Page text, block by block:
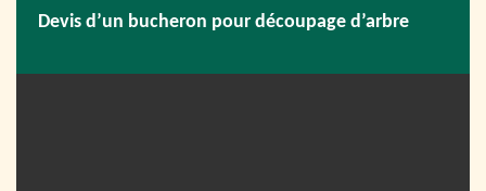
Devis d’un bucheron pour découpage d’arbre